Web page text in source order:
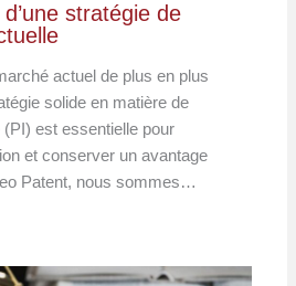
stratégie de
actuel de plus en plus
solide en matière de
est essentielle pour
et conserver un avantage
Patent, nous sommes…